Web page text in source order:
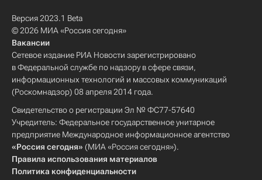
Версия 2023.1 Beta
© 2026 МИА «Россия сегодня»
Вакансии
Сетевое издание РИА Новости зарегистрировано
в Федеральной службе по надзору в сфере связи,
информационных технологий и массовых коммуникаций
(Роскомнадзор) 08 апреля 2014 года.
Свидетельство о регистрации Эл № ФС77-57640
Учредитель: Федеральное государственное унитарное
предприятие Международное информационное агентство
«Россия сегодня» (МИА «Россия сегодня»).
Правила использования материалов
Политика конфиденциальности